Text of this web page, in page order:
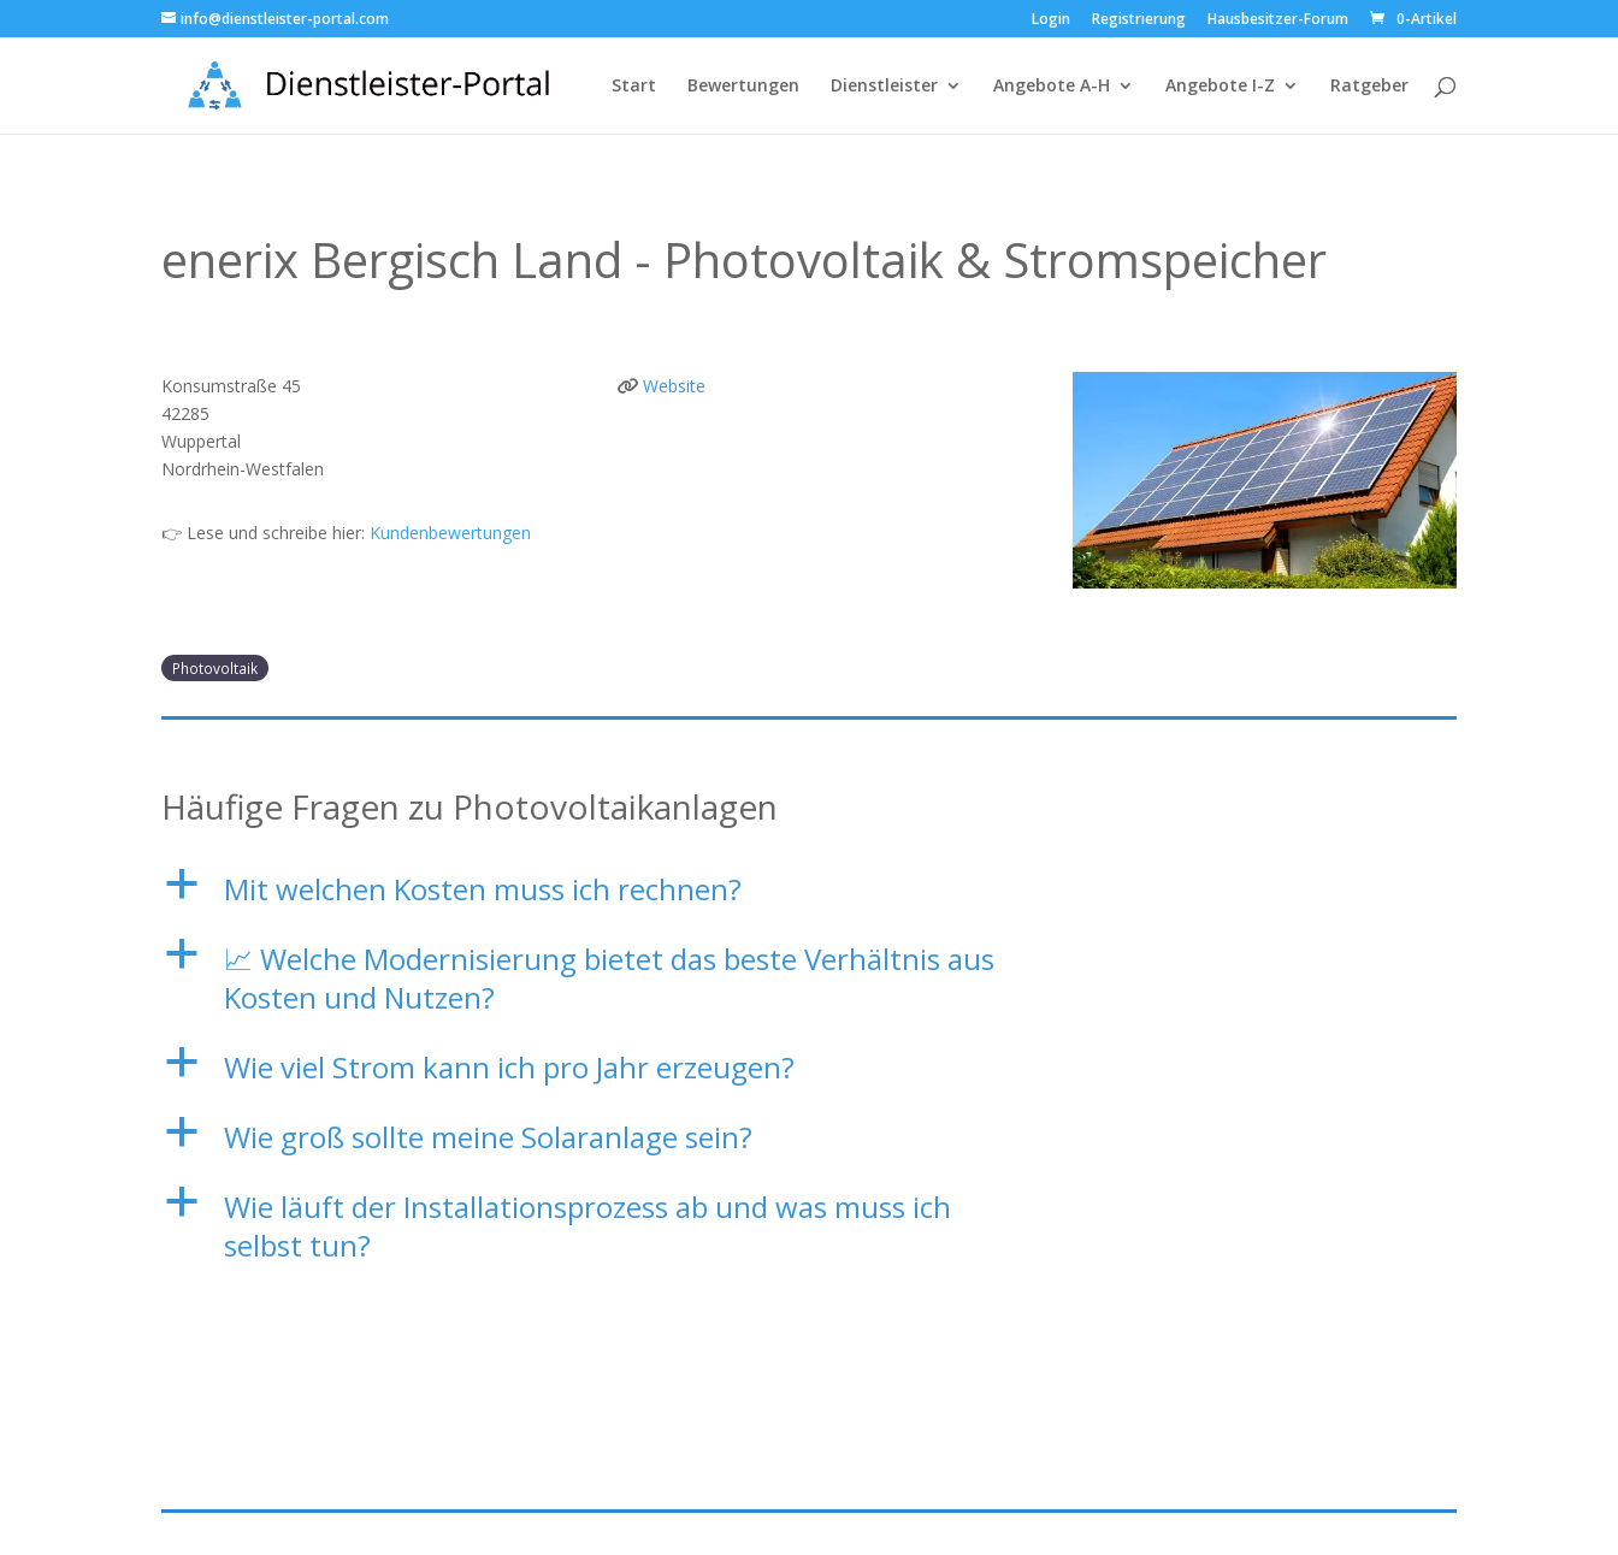
info@dienstleister-portal.com Login Registrierung Hausbesitzer-Forum 0-Artikel
Start Bewertungen Dienstleister Angebote A-H Angebote I-Z Ratgeber
enerix Bergisch Land - Photovoltaik & Stromspeicher
Konsumstraße 45
42285
Wuppertal
Nordrhein-Westfalen
👉 Lese und schreibe hier: Kundenbewertungen
Website
Photovoltaik
Häufige Fragen zu Photovoltaikanlagen
a Mit welchen Kosten muss ich rechnen?
a
📈 Welche Modernisierung bietet das beste Verhältnis aus
Kosten und Nutzen?
a Wie viel Strom kann ich pro Jahr erzeugen?
a Wie groß sollte meine Solaranlage sein?
a
Wie läuft der Installationsprozess ab und was muss ich
selbst tun?